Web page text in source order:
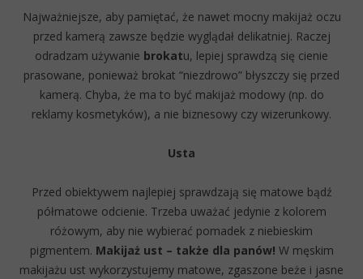
Najważniejsze, aby pamiętać, że nawet mocny makijaż oczu
przed kamerą zawsze będzie wyglądał delikatniej. Raczej
odradzam używanie brokatu, lepiej sprawdzą się cienie
prasowane, ponieważ brokat “niezdrowo” błyszczy się przed
kamerą. Chyba, że ma to być makijaż modowy (np. do
reklamy kosmetyków), a nie biznesowy czy wizerunkowy.
Usta
Przed obiektywem najlepiej sprawdzają się matowe bądź
półmatowe odcienie. Trzeba uważać jedynie z kolorem
różowym, aby nie wybierać pomadek z niebieskim
pigmentem. Makijaż ust – także dla panów! W męskim
makijażu ust wykorzystujemy matowe, zgaszone beże i jasne